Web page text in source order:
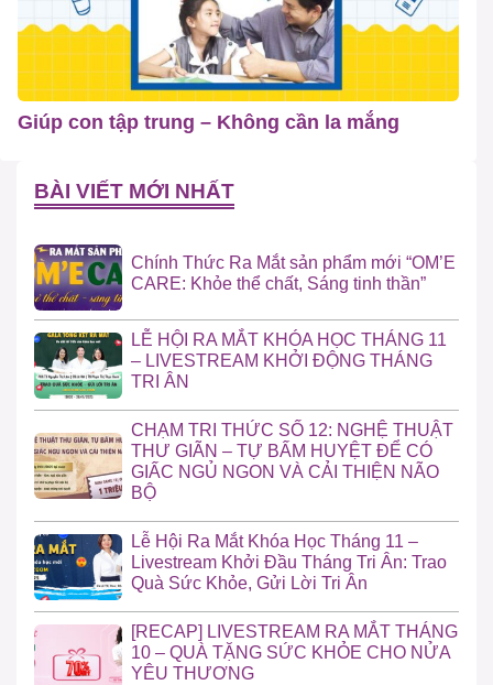
Giúp con tập trung – Không cần la mắng
BÀI VIẾT MỚI NHẤT
Chính Thức Ra Mắt sản phẩm mới “OM’E
CARE: Khỏe thể chất, Sáng tinh thần”
LỄ HỘI RA MẮT KHÓA HỌC THÁNG 11
– LIVESTREAM KHỞI ĐỘNG THÁNG
TRI ÂN
CHẠM TRI THỨC SỐ 12: NGHỆ THUẬT
THƯ GIÃN – TỰ BẤM HUYỆT ĐỂ CÓ
GIẤC NGỦ NGON VÀ CẢI THIỆN NÃO
BỘ
Lễ Hội Ra Mắt Khóa Học Tháng 11 –
Livestream Khởi Đầu Tháng Tri Ân: Trao
Quà Sức Khỏe, Gửi Lời Tri Ân
[RECAP] LIVESTREAM RA MẮT THÁNG
10 – QUÀ TẶNG SỨC KHỎE CHO NỬA
YÊU THƯƠNG